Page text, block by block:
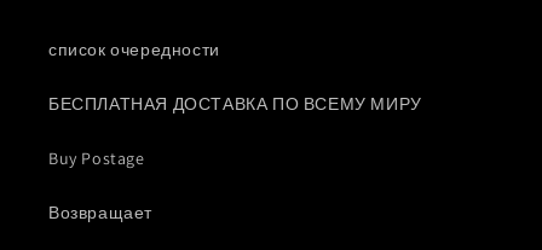
список очередности
БЕСПЛАТНАЯ ДОСТАВКА ПО ВСЕМУ МИРУ
Buy Postage
Возвращает